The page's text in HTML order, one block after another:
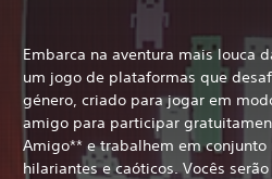
Embarca na aventura mais louca
um jogo de plataformas que
género, criado para jogar em
amigo para participar
Amigo** e trabalhem em
hilariantes e caóticos. Vocês